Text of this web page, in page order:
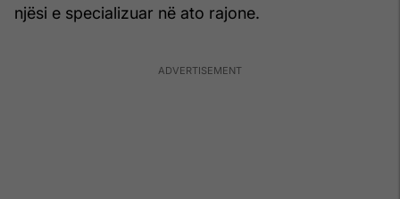
njësi e specializuar në ato rajone.